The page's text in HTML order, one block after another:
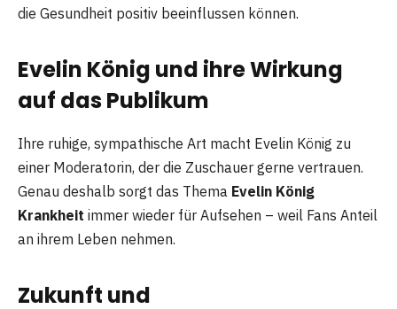
die Gesundheit positiv beeinflussen können.
Evelin König und ihre Wirkung
auf das Publikum
Ihre ruhige, sympathische Art macht Evelin König zu
einer Moderatorin, der die Zuschauer gerne vertrauen.
Genau deshalb sorgt das Thema Evelin König
Krankheit immer wieder für Aufsehen – weil Fans Anteil
an ihrem Leben nehmen.
Zukunft und